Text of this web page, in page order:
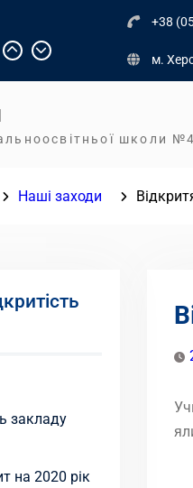
+38
м.
школи
Наші заходи
закладу
на 2020 рік